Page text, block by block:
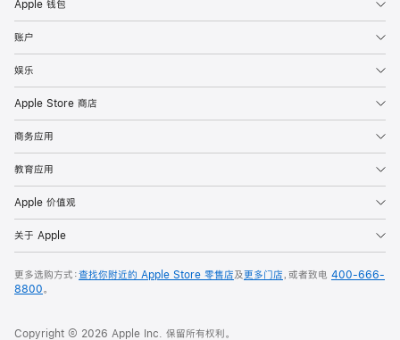
Apple 钱包
账户
娱乐
Apple Store 商店
商务应用
教育应用
Apple 价值观
关于 Apple
更多选购方式：查找你附近的 Apple Store 零售店及更多门店，或者致电 400-666-
8800。
Copyright © 2026 Apple Inc. 保留所有权利。